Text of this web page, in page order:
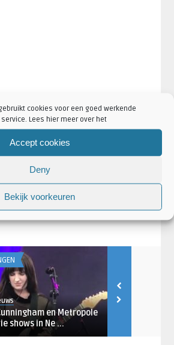
cookies voor een goed werkende
Lees hier meer over het
Accept cookies
Deny
Bekijk voorkeuren
· ronda ·
·Nieuws·TivoliVredenburg Nieuws
·Venues
en Metropole
shows in Ne ...